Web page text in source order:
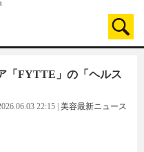
「FYTTE」の「ヘルス
22:15 美容最新ニュース